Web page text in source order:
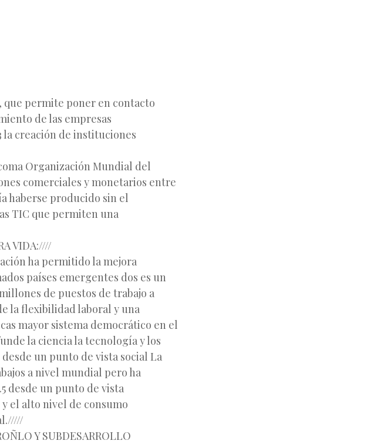
permite poner en contacto
de las empresas
la creación de instituciones
Organización Mundial del
comerciales y monetarios entre
haberse producido sin el
TIC que permiten una
VIDA:////
ha permitido la mejora
países emergentes dos es un
de puestos de trabajo a
la flexibilidad laboral y una
mayor sistema democrático en el
la ciencia la tecnología y los
un punto de vista social La
a nivel mundial pero ha
desde un punto de vista
el alto nivel de consumo
Y SUBDESARROLLO